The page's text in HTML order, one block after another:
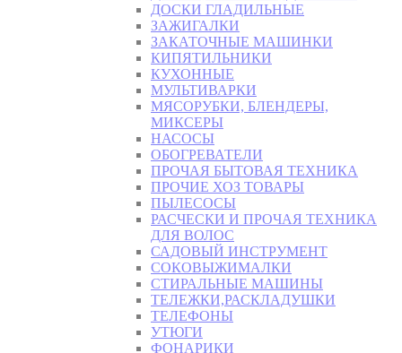
ДОСКИ ГЛАДИЛЬНЫЕ
ЗАЖИГАЛКИ
ЗАКАТОЧНЫЕ МАШИНКИ
КИПЯТИЛЬНИКИ
КУХОННЫЕ
МУЛЬТИВАРКИ
МЯСОРУБКИ, БЛЕНДЕРЫ,
МИКСЕРЫ
НАСОСЫ
ОБОГРЕВАТЕЛИ
ПРОЧАЯ БЫТОВАЯ ТЕХНИКА
ПРОЧИЕ ХОЗ ТОВАРЫ
ПЫЛЕСОСЫ
РАСЧЕСКИ И ПРОЧАЯ ТЕХНИКА
ДЛЯ ВОЛОС
САДОВЫЙ ИНСТРУМЕНТ
СОКОВЫЖИМАЛКИ
СТИРАЛЬНЫЕ МАШИНЫ
ТЕЛЕЖКИ,РАСКЛАДУШКИ
ТЕЛЕФОНЫ
УТЮГИ
ФОНАРИКИ